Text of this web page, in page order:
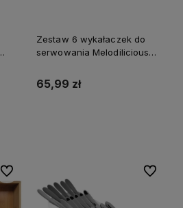
Zestaw 6 wykałaczek do
serwowania Melodilicious
65,99 zł
Do ulubionych Do